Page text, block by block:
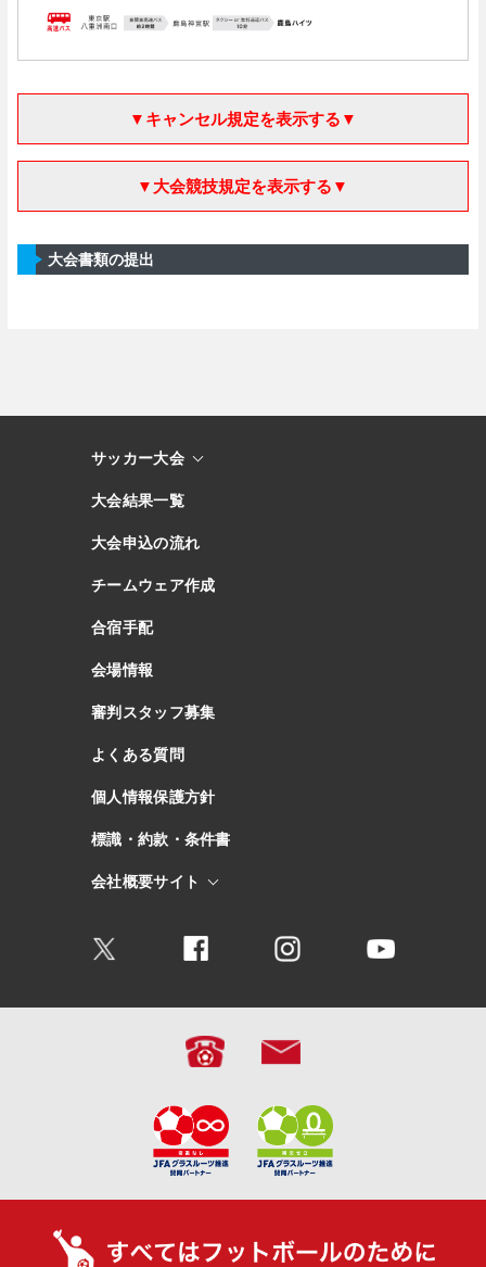
▼キャンセル規定を表示する▼
▼大会競技規定を表示する▼
大会書類の提出
サッカー大会
大会結果一覧
大会申込の流れ
チームウェア作成
合宿手配
会場情報
審判スタッフ募集
よくある質問
個人情報保護方針
標識・約款・条件書
会社概要サイト